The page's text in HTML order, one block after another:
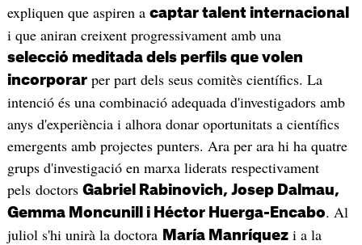
expliquen que aspiren a captar talent internacional
i que aniran creixent progressivament amb una
selecció meditada dels perfils que volen
incorporarper part dels seus comitès científics. La
intenció és una combinació adequada d'investigadors amb
anys d'experiència i alhora donar oportunitats a científics
emergents amb projectes punters. Ara per ara hi ha quatre
grups d'investigació en marxa liderats respectivament
pels doctors Gabriel Rabinovich, Josep Dalmau,
Gemma Moncunill i Héctor Huerga-Encabo. Al
juliol s'hi unirà la doctora María Manríquezi a la